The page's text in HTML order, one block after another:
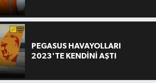
PEGASUS HAVAYOLLARI
2023'TE KENDİNİ AŞTI